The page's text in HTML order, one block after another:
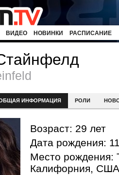
ВИДЕО НОВИНКИ РАСПИСАНИЕ
ИНФОРМАЦИЯ РОЛИ
Возраст: 29 лет
Дата рождения:
Место рождения:
Калифорния, США